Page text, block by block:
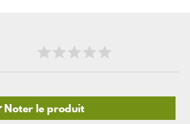
Noter le produit